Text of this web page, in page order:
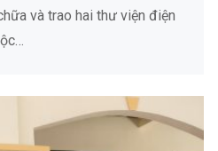
và trao hai thư viện điện